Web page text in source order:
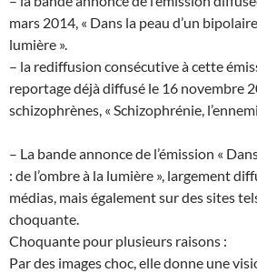
mars 2014, « Dans la peau d’un
lumière ».
– la rediffusion consécutive à cette
reportage déjà diffusé le 16 novembre
schizophrènes, « Schizophrénie,
– La bande annonce de l’émission «
: de l’ombre à la lumière », largement
médias, mais également sur des sites
choquante.
Choquante pour plusieurs raisons :
Par des images choc, elle donne une